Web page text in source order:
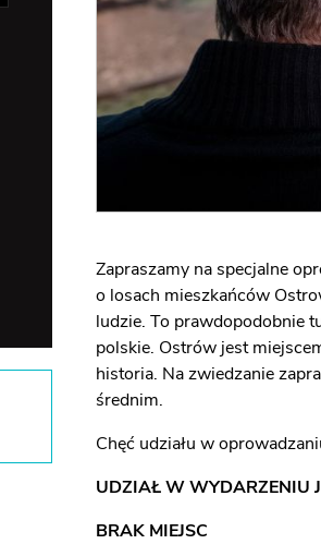
Zapraszamy na specjalne
o losach mieszkańców
ludzie. To prawdopodobnie
polskie. Ostrów jest
historia. Na zwiedzanie
średnim.
Chęć udziału w
UDZIAŁ W WYDARZENIU
BRAK MIEJSC